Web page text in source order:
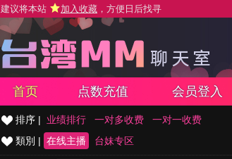
建议将本站 加入收藏 ，方便日后找寻
首页 点数充值 会员登入
排序 | 业绩排行 一对多收费 一对一收费
類別 | 在线主播 台妹专区